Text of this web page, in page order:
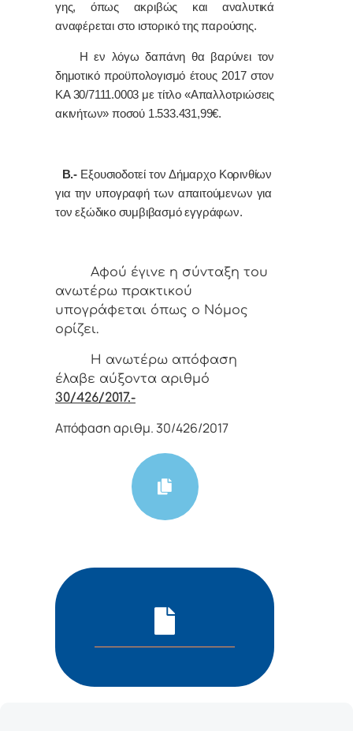
γης, όπως ακριβώς και αναλυτικά
αναφέρεται στο ιστορικό της παρούσης.
Η εν λόγω δαπάνη θα βαρύνει τον
δημοτικό προϋπολογισμό έτους 2017 στον
ΚΑ 30/7111.0003 με τίτλο «Απαλλοτριώσεις
ακινήτων» ποσού 1.533.431,99€.
Β.- Εξουσιοδοτεί τον Δήμαρχο Κορινθίων
για την υπογραφή των απαιτούμενων για
τον εξώδικο συμβιβασμό εγγράφων.
Αφoύ έγιvε η σύvταξη τoυ
αvωτέρω πρακτικoύ
υπoγράφεται όπως o Νόμoς
oρίζει.
Η αvωτέρω απόφαση
έλαβε αύξοντα αριθμό
30/426/2017.-
Απόφαση αριθμ. 30/426/2017